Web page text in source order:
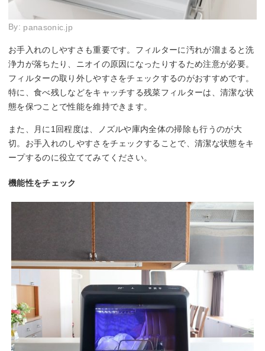
By: panasonic.jp
お手入れのしやすさも重要です。フィルターに汚れが溜まると洗
浄力が落ちたり、ニオイの原因になったりするため注意が必要。
フィルターの取り外しやすさをチェックするのがおすすめです。
特に、食べ残しなどをキャッチする残菜フィルターは、清潔な状
態を保つことで性能を維持できます。
また、月に1回程度は、ノズルや庫内全体の掃除も行うのが大
切。お手入れのしやすさをチェックすることで、清潔な状態をキ
ープするのに役立ててみてください。
機能性をチェック